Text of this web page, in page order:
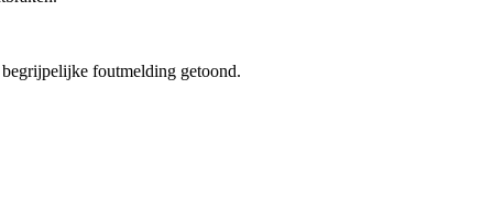
foutmelding getoond.